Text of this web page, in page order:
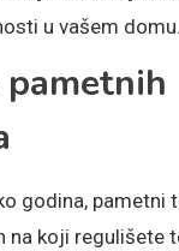
u vašem domu.
godina, pametni
na koji regulišete